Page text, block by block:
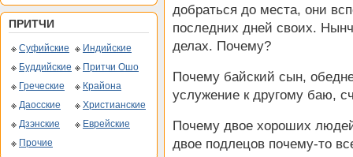
ПРИТЧИ
Суфийские
Индийские
Буддийские
Притчи Ошо
Греческие
Крайона
Даосские
Христианские
Дзэнские
Еврейские
Прочие
добраться до места, они
последних дней своих.
делах. Почему?
Почему байский сын,
услужение к другому баю,
Почему двое хороших
двое подлецов почему-то